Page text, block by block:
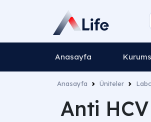
Anasayfa
Anasayfa Üniteler
Anti